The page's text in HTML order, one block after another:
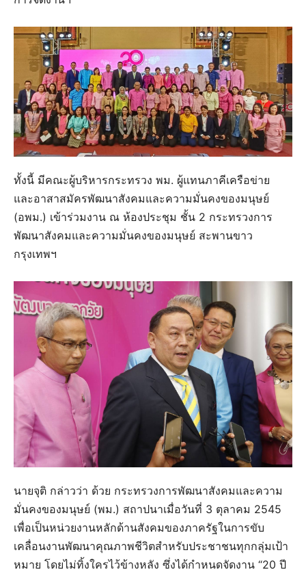
ทั้งนี้ มีคณะผู้บริหารกระทรวง พม. ผู้แทนภาคีเครือข่าย
และอาสาสมัครพัฒนาสังคมและความมั่นคงของมนุษย์
(อพม.) เข้าร่วมงาน ณ ห้องประชุม ชั้น 2 กระทรวงการ
พัฒนาสังคมและความมั่นคงของมนุษย์ สะพานขาว
กรุงเทพฯ
นายจุติ กล่าวว่า ด้วย กระทรวงการพัฒนาสังคมและความ
มั่นคงของมนุษย์ (พม.) สถาปนาเมื่อวันที่ 3 ตุลาคม 2545
เพื่อเป็นหน่วยงานหลักด้านสังคมของภาครัฐในการขับ
เคลื่อนงานพัฒนาคุณภาพชีวิตสำหรับประชาชนทุกกลุ่มเป้า
หมาย โดยไม่ทิ้งใครไว้ข้างหลัง ซึ่งได้กำหนดจัดงาน “20 ปี